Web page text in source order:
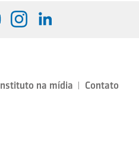
Instituto na mídia
Contato